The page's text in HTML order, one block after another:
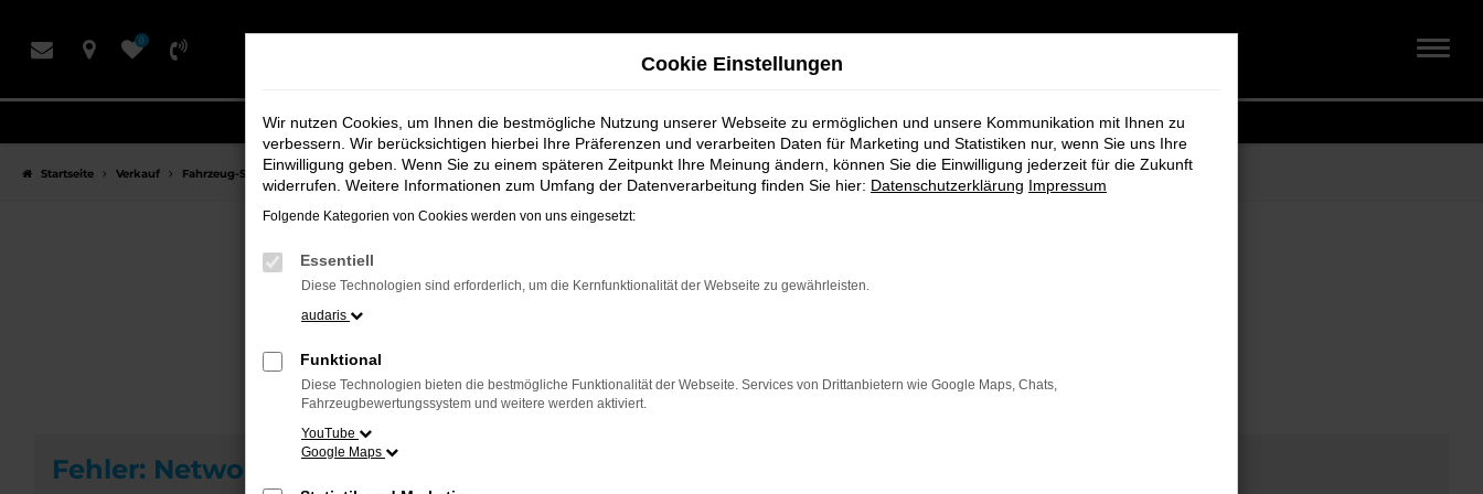
Hauptinhalt
0
Startseite Verkauf Fahrzeug-Showroom
Fahrzeug-Showroom
Fehler: Network Error
Cookie Einstellungen
Wir nutzen Cookies, um Ihnen die bestmögliche Nutzung unserer Webseite zu ermöglichen und unsere Kommunikation mit Ihnen zu
verbessern. Wir berücksichtigen hierbei Ihre Präferenzen und verarbeiten Daten für Marketing und Statistiken nur, wenn Sie uns Ihre
Einwilligung geben. Wenn Sie zu einem späteren Zeitpunkt Ihre Meinung ändern, können Sie die Einwilligung jederzeit für die Zukunft
widerrufen. Weitere Informationen zum Umfang der Datenverarbeitung finden Sie hier: Datenschutzerklärung Impressum
Folgende Kategorien von Cookies werden von uns eingesetzt:
Essentiell
Diese Technologien sind erforderlich, um die Kernfunktionalität der Webseite zu gewährleisten.
audaris
Funktional
Diese Technologien bieten die bestmögliche Funktionalität der Webseite. Services von Drittanbietern wie Google Maps, Chats,
Fahrzeugbewertungssystem und weitere werden aktiviert.
YouTube
Google Maps